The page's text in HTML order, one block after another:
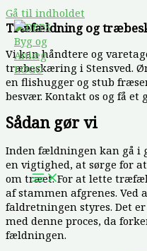
Gå til indholdet
Træfældning og
Vi kan håndtere og
træbeskæring i Stensved.
en flishugger og stub
besvær. Kontakt os og få et
Sådan gør vi
Inden fældningen kan gå i
en vigtighed, at sørge for
om træet. For at lette
af stammen afgrenes.
faldretningen styres. Det
med denne proces, da
fældningen.